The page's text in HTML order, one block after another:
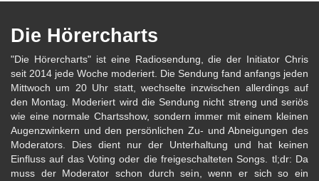
Die Hörercharts
"Die Hörercharts" ist eine Radiosendung, die der Initiator Chris
seit 2014 jede Woche moderiert. Die Sendung fand anfangs jeden
Mittwoch um 20 Uhr statt, wechselte inzwischen allerdings auf
den Montag. Moderiert wird die Sendung nicht streng und seriös
wie eine normale Chartsshow, sondern immer mit einem kleinen
Augenzwinkern und den persönlichen Zu- und Abneigungen des
Moderators. Dies dient nur der Unterhaltung und hat keinen
Einfluss auf das Voting oder die freigeschalteten Songs. tl;dr: Da
muss der Moderator schon durch sein, wenn er sich so ein